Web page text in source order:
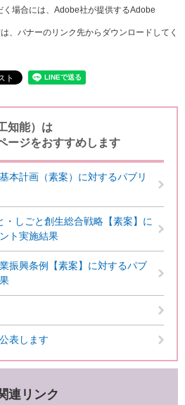
く場合には、Adobe社が提供するAdobe
、バナーのリンク先からダウンロードしてく
知能）は
ージをおすすめします
本計画（素案）に対するパブリ
しごと創生総合戦略【素案】に
ト実施結果
振興条例【素案】に対するパブ
表します
連リンク